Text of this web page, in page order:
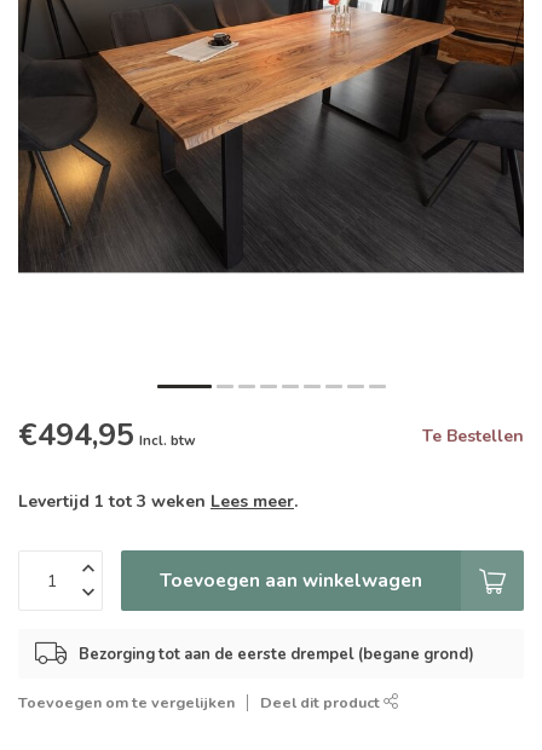
€494,95 Incl. btw Te Bestellen
Levertijd 1 tot 3 weken Lees meer.
Toevoegen aan winkelwagen
Bezorging tot aan de eerste drempel (begane grond)
Toevoegen om te vergelijken Deel dit product